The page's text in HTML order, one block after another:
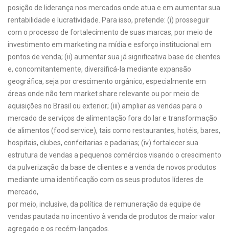
posição de liderança nos mercados onde atua e em aumentar sua
rentabilidade e lucratividade. Para isso, pretende: (i) prosseguir
com o processo de fortalecimento de suas marcas, por meio de
investimento em marketing na mídia e esforço institucional em
pontos de venda; (ii) aumentar sua já significativa base de clientes
e, concomitantemente, diversificá-la mediante expansão
geográfica, seja por crescimento orgânico, especialmente em
áreas onde não tem market share relevante ou por meio de
aquisições no Brasil ou exterior; (iii) ampliar as vendas para o
mercado de serviços de alimentação fora do lar e transformação
de alimentos (food service), tais como restaurantes, hotéis, bares,
hospitais, clubes, confeitarias e padarias; (iv) fortalecer sua
estrutura de vendas a pequenos comércios visando o crescimento
da pulverização da base de clientes e a venda de novos produtos
mediante uma identificação com os seus produtos líderes de
mercado,
por meio, inclusive, da política de remuneração da equipe de
vendas pautada no incentivo à venda de produtos de maior valor
agregado e os recém-lançados.